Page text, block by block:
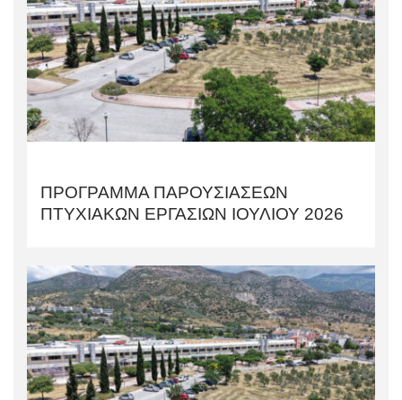
ΠΡΟΓΡΑΜΜΑ ΠΑΡΟΥΣΙΑΣΕΩΝ
ΠΤΥΧΙΑΚΩΝ ΕΡΓΑΣΙΩΝ ΙΟΥΛΙΟΥ 2026